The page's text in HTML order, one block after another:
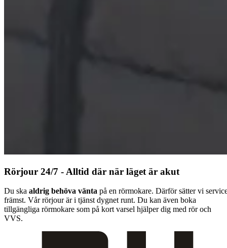
Rörjour 24/7 - Alltid där när läget är akut
Du ska aldrig behöva vänta på en rörmokare. Därför sätter vi
främst. Vår rörjour är i tjänst dygnet runt. Du kan även boka
tillgängliga rörmokare som på kort varsel hjälper dig med rör och
VVS.